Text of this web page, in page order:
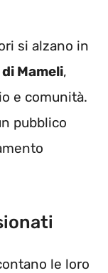
si alzano in
Mameli,
e comunità.
pubblico
le loro